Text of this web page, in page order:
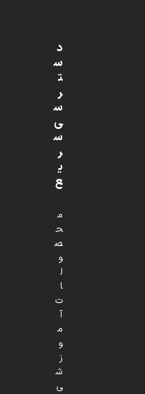
د
س
ت
ر
س
ی
س
ر
ی
ع
م
ح
ص
و
ل
ا
ت
آ
م
و
ز
ش
ی